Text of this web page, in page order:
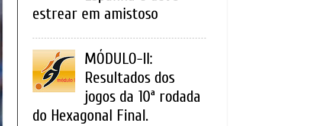
estrear em amistoso
MÓDULO-II:
Resultados dos
jogos da 10ª rodada
do Hexagonal Final.